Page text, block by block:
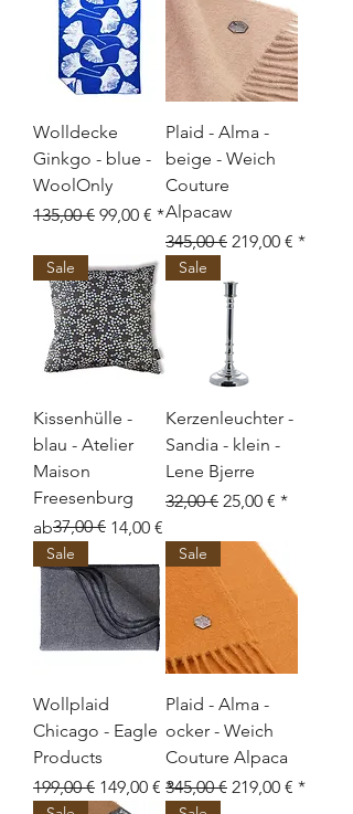
Wolldecke
Ginkgo - blue -
WoolOnly
Standardpreis
135,00 € Sale-Preis
99,00 €
Plaid - Alma -
beige - Weich
Couture
Alpacaw
Standardpreis
345,00 € Sale-Preis
219,00 €
Sale
Kissenhülle -
blau - Atelier
Maison
Freesenburg
ab
Standardpreis
37,00 € 14,00 €
Sale-Preis
Sale
Kerzenleuchter -
Sandia - klein -
Lene Bjerre
Standardpreis
32,00 € Sale-Preis
25,00 €
Sale
Wollplaid
Chicago - Eagle
Products
Standardpreis
199,00 € Sale-Preis
149,00 €
Sale
Plaid - Alma -
ocker - Weich
Couture Alpaca
Standardpreis
345,00 € Sale-Preis
219,00 €